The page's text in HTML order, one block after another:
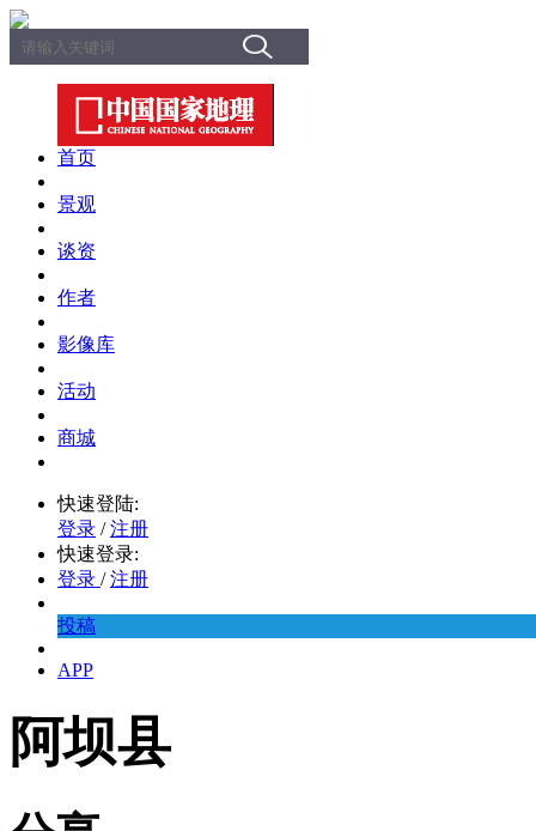
首页
景观
谈资
作者
影像库
活动
商城
快速登陆:
登录 / 注册
快速登录:
登录 / 注册
投稿
APP
阿坝县